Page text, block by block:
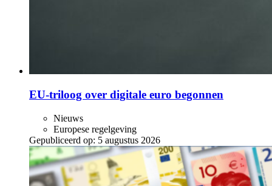
EU-triloog over digitale euro begonnen
Nieuws
Europese regelgeving
Gepubliceerd op: 5 augustus 2026